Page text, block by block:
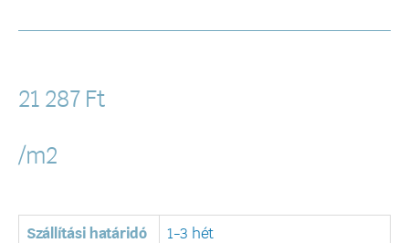
21 287 Ft
/m2
Szállítási határidó 1-3 hét